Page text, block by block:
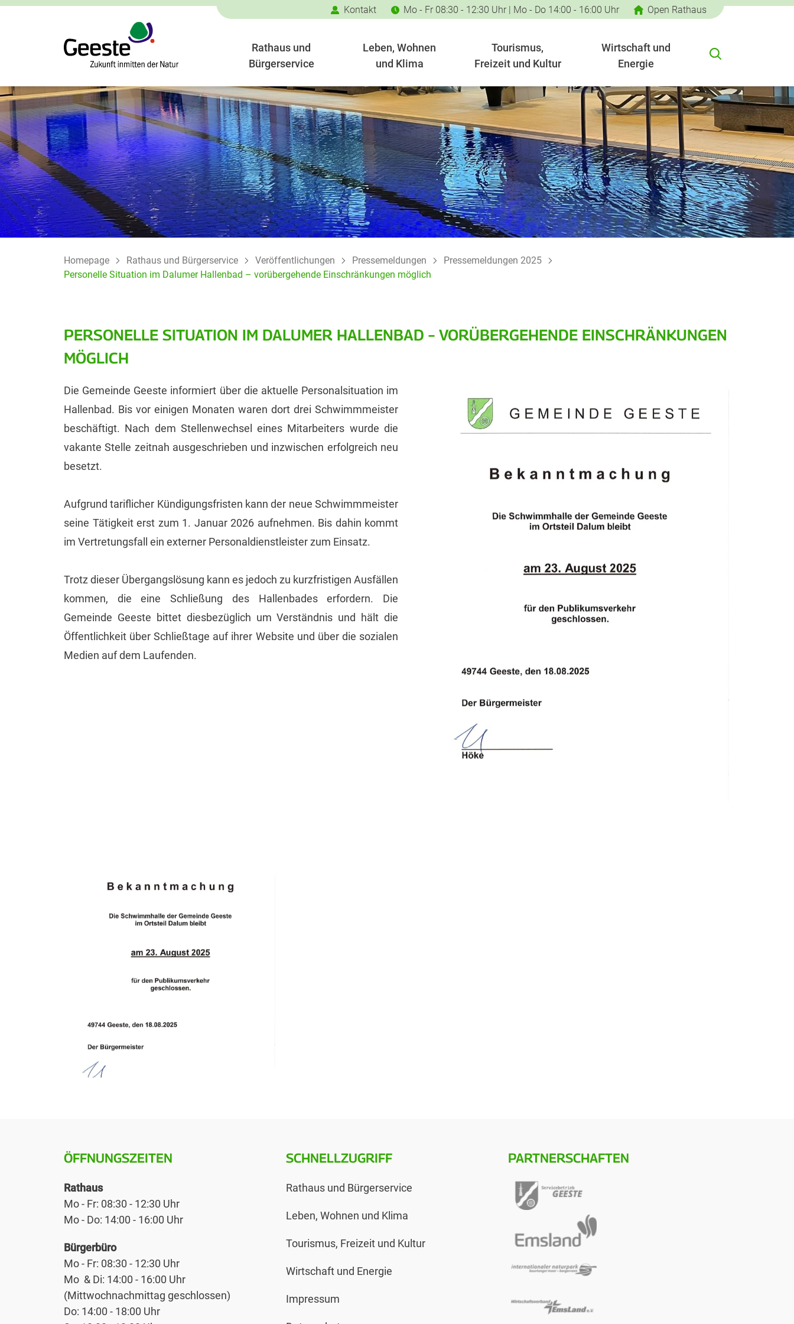
Kontakt Mo - Fr 08:30 - 12:30 Uhr | Mo - Do 14:00 - 16:00 Uhr Open Rathaus
Rathaus und
Bürgerservice
Leben, Wohnen
und Klima
Tourismus,
Freizeit und Kultur
Wirtschaft und
Energie
Homepage Rathaus und Bürgerservice Veröffentlichungen Pressemeldungen
Pressemeldungen 2025
Personelle Situation im Dalumer Hallenbad – vorübergehende Einschränkungen möglich
PERSONELLE SITUATION IM DALUMER HALLENBAD – VORÜBERGEHENDE EINSCHRÄNKUNGEN
MÖGLICH
Die Gemeinde Geeste informiert über die aktuelle Personalsituation im
Hallenbad. Bis vor einigen Monaten waren dort drei Schwimmmeister
beschäftigt. Nach dem Stellenwechsel eines Mitarbeiters wurde die
vakante Stelle zeitnah ausgeschrieben und inzwischen erfolgreich neu
besetzt.
Aufgrund tariflicher Kündigungsfristen kann der neue Schwimmmeister
seine Tätigkeit erst zum 1. Januar 2026 aufnehmen. Bis dahin kommt
im Vertretungsfall ein externer Personaldienstleister zum Einsatz.
Trotz dieser Übergangslösung kann es jedoch zu kurzfristigen Ausfällen
kommen, die eine Schließung des Hallenbades erfordern. Die
Gemeinde Geeste bittet diesbezüglich um Verständnis und hält die
Öffentlichkeit über Schließtage auf ihrer Website und über die sozialen
Medien auf dem Laufenden.
ÖFFNUNGSZEITEN
Rathaus
Mo - Fr: 08:30 - 12:30 Uhr
Mo - Do: 14:00 - 16:00 Uhr
Bürgerbüro
Mo - Fr: 08:30 - 12:30 Uhr
Mo & Di: 14:00 - 16:00 Uhr
(Mittwochnachmittag geschlossen)
Do: 14:00 - 18:00 Uhr
SCHNELLZUGRIFF
Rathaus und Bürgerservice
Leben, Wohnen und Klima
Tourismus, Freizeit und Kultur
Wirtschaft und Energie
Impressum
PARTNERSCHAFTEN